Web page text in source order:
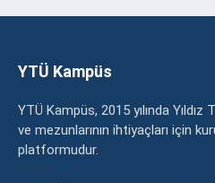
YTÜ Kampüs
YTÜ Kampüs, 2015 yılında
ve mezunlarının ihtiyaçları için
platformudur.